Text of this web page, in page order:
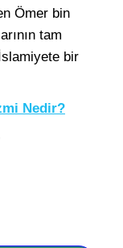
Ömer bin
tam
bir
Nedir?